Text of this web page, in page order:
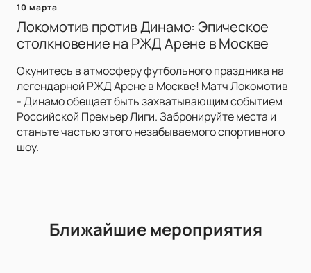
10 марта
Локомотив против Динамо: Эпическое
столкновение на РЖД Арене в Москве
Окунитесь в атмосферу футбольного праздника на
легендарной РЖД Арене в Москве! Матч Локомотив
- Динамо обещает быть захватывающим событием
Российской Премьер Лиги. Забронируйте места и
станьте частью этого незабываемого спортивного
шоу.
Ближайшие мероприятия